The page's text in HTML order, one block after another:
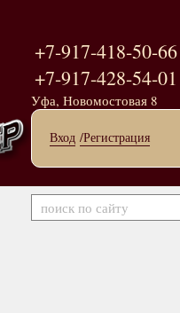
+7-917-418-50-66
+7-917-428-54-01
Уфа, Новомостовая 8
Вход /Регистрация